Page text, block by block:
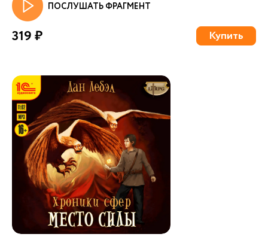
ПОСЛУШАТЬ ФРАГМЕНТ
319 ₽ Купить